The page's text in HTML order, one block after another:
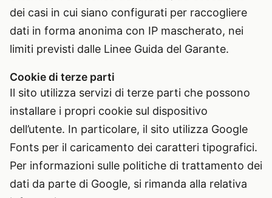
dei casi in cui siano configurati per raccogliere
dati in forma anonima con IP mascherato, nei
limiti previsti dalle Linee Guida del Garante.
Cookie di terze parti
Il sito utilizza servizi di terze parti che possono
installare i propri cookie sul dispositivo
dell’utente. In particolare, il sito utilizza Google
Fonts per il caricamento dei caratteri tipografici.
Per informazioni sulle politiche di trattamento dei
dati da parte di Google, si rimanda alla relativa